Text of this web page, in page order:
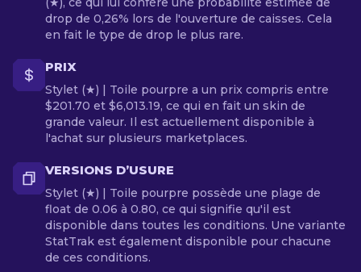
drop de 0,26% lors de l'ouverture de caisses. Cela
en fait le type de drop le plus rare.
PRIX
Stylet (★) | Toile pourpre a un prix compris entre
$201.70 et $6,013.19, ce qui en fait un skin de
grande valeur. Il est actuellement disponible à
l'achat sur plusieurs marketplaces.
VERSIONS D’USURE
Stylet (★) | Toile pourpre possède une plage de
float de 0.06 à 0.80, ce qui signifie qu'il est
disponible dans toutes les conditions. Une variante
StatTrak est également disponible pour chacune
de ces conditions.